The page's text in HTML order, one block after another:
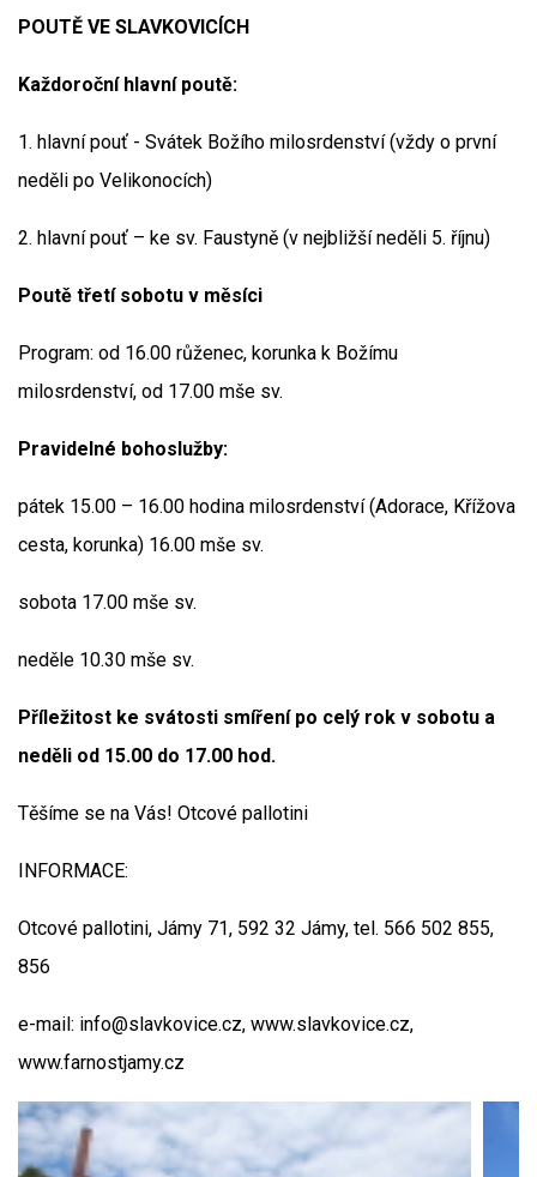
POUTĚ VE SLAVKOVICÍCH
Každoroční hlavní poutě:
1. hlavní pouť - Svátek Božího milosrdenství (vždy o první
neděli po Velikonocích)
2. hlavní pouť – ke sv. Faustyně (v nejbližší neděli 5. říjnu)
Poutě třetí sobotu v měsíci
Program: od 16.00 růženec, korunka k Božímu
milosrdenství, od 17.00 mše sv.
Pravidelné bohoslužby:
pátek 15.00 – 16.00 hodina milosrdenství (Adorace, Křížova
cesta, korunka) 16.00 mše sv.
sobota 17.00 mše sv.
neděle 10.30 mše sv.
Příležitost ke svátosti smíření po celý rok v sobotu a
neděli od 15.00 do 17.00 hod.
Těšíme se na Vás! Otcové pallotini
INFORMACE:
Otcové pallotini, Jámy 71, 592 32 Jámy, tel. 566 502 855,
856
e-mail: info@slavkovice.cz, www.slavkovice.cz,
www.farnostjamy.cz